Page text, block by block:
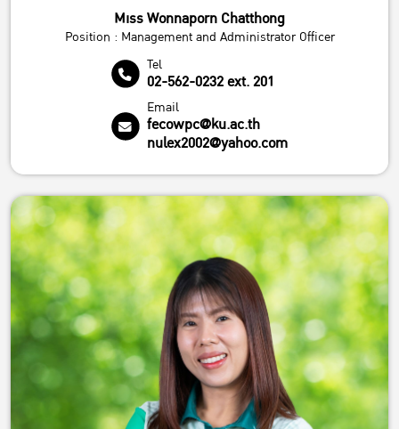
Miss Wonnaporn Chatthong
Position : Management and Administrator Officer
Tel
02-562-0232 ext. 201
Email
fecowpc@ku.ac.th
nulex2002@yahoo.com